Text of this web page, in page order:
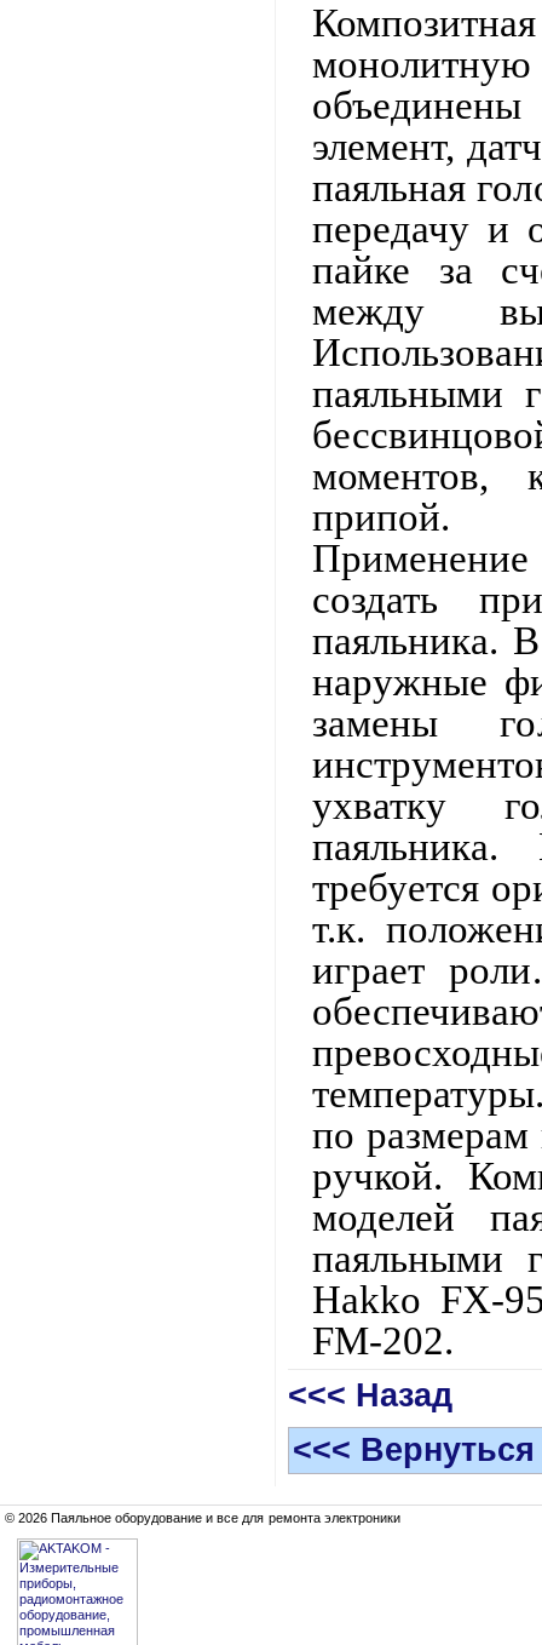
элемент,
паяльная
передачу и
пайке за
между
паяльными
моментов,
припой.
создать
паяльника.
наружные
замены
ухватку
требуется
т.к.
играет
по
ручкой.
моделей
паяльными
Hakko FX-
FM-202.
<<< Назад
<<<
© 2026 Паяльное оборудование и все для ремонта электроники